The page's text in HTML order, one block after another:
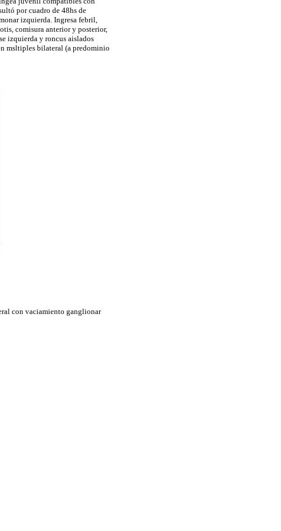
por cuadro de 48hs de
izquierda. Ingresa febril,
comisura anterior y posterior,
izquierda y roncus aislados
msltiples bilateral (a predominio
con vaciamiento ganglionar